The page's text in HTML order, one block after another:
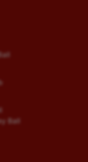
Ball